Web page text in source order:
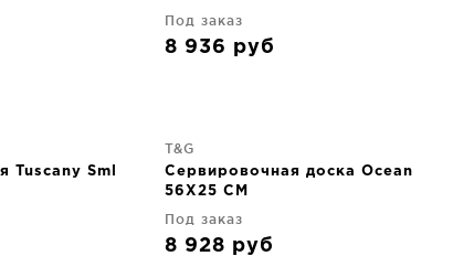
Под заказ
8 936 руб
Tuscany Sml
T&G
Сервировочная доска Ocean
56X25 CM
Под заказ
8 928 руб